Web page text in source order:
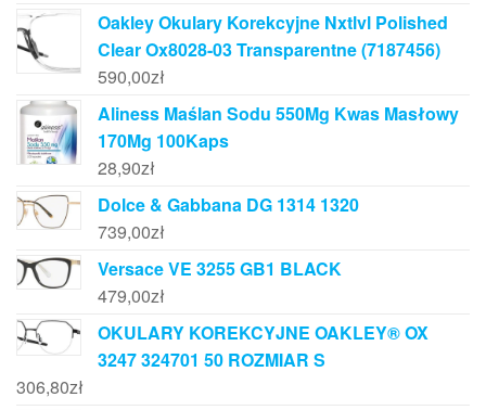
Oakley Okulary Korekcyjne Nxtlvl Polished
Clear Ox8028-03 Transparentne (7187456)
590,00zł
Aliness Maślan Sodu 550Mg Kwas Masłowy
170Mg 100Kaps
28,90zł
Dolce & Gabbana DG 1314 1320
739,00zł
Versace VE 3255 GB1 BLACK
479,00zł
OKULARY KOREKCYJNE OAKLEY® OX
3247 324701 50 ROZMIAR S
306,80zł